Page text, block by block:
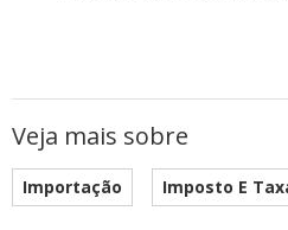
Veja mais sobre
Importação Imposto E